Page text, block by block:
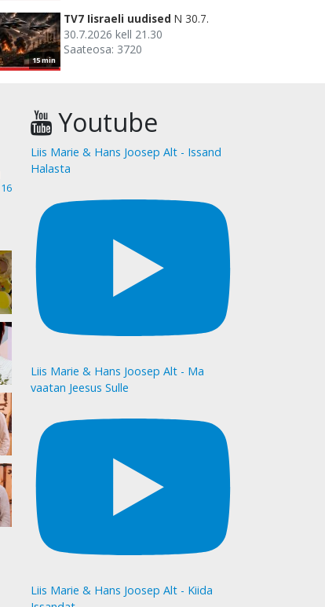
15 min
TV7 Iisraeli uudised N 30.7.
30.7.2026 kell 21.30
Saateosa: 3720
16
Youtube
Liis Marie & Hans Joosep Alt - Issand
Halasta
Liis Marie & Hans Joosep Alt - Ma
vaatan Jeesus Sulle
Liis Marie & Hans Joosep Alt - Kiida